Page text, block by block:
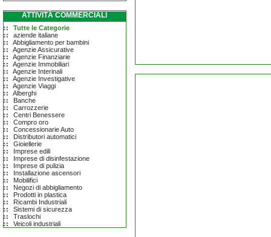
ATTIVITÀ COMMERCIALI
Tutte le Categorie
aziende italiane
Abbigliamento per bambini
Agenzie Assicurative
Agenzie Finanziarie
Agenzie Immobiliari
Agenzie Interinali
Agenzie Investigative
Agenzie Viaggi
Alberghi
Banche
Carrozzerie
Centri Benessere
Compro oro
Concessionarie Auto
Distributori automatici
Gioiellerie
Imprese edili
Imprese di disinfestazione
Imprese di pulizia
Installazione ascensori
Mobilifici
Negozi di abbigliamento
Prodotti in plastica
Ricambi Industriali
Sistemi di sicurezza
Traslochi
Veicoli industriali